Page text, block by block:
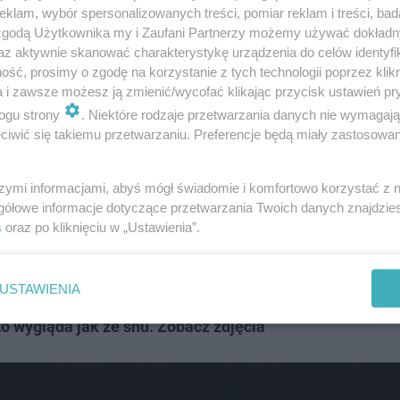
w którym można naładować swój samochód.
i są czynne przez całą dobę. W zaledwie 40
do 100% baterii. To wygodne rozwiązanie dla
mogą być uzależnione od różnych
różnice wynikające z aktualnych warunków
auto od 1,50 zł do 1,70 zł. Poza godzinami
wygląda jak ze snu. Zobacz zdjęcia
wybór spersonalizowanych treści, pomiar reklam i treści,
Użytkownika my i Zaufani Partnerzy możemy używać
aktywnie skanować charakterystykę urządzenia do celów
prosimy o zgodę na korzystanie z tych technologii poprzez
i zawsze możesz ją zmienić/wycofać klikając przycisk ustawień
strony
. Niektóre rodzaje przetwarzania danych nie
się takiemu przetwarzaniu. Preferencje będą miały
informacjami, abyś mógł świadomie i komfortowo korzystać z
informacje dotyczące przetwarzania Twoich danych
oraz po kliknięciu w „Ustawienia”.
USTAWIENIA